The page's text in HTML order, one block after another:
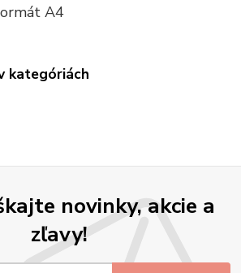
A4
kategóriách
novinky, akcie a
zľavy!